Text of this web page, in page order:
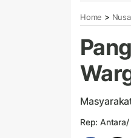
Home >
Rep: Antara/